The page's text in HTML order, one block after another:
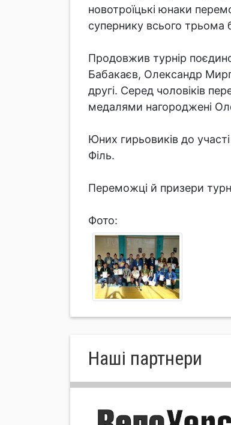
новотроїцькі юнаки
супернику всього трьома
Продовжив турнір
Бабакаєв, Олександр
другі. Серед чоловіків
медалями нагороджені
Юних гирьовиків до
Філь.
Переможці й призери
Фото:
Нашi партнери